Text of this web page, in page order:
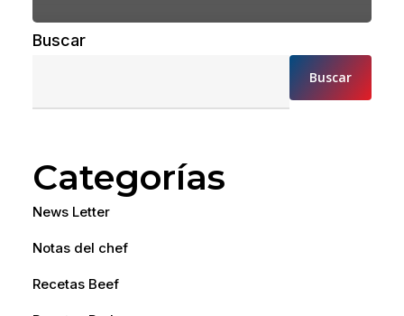
Buscar
Buscar
Categorías
News Letter
Notas del chef
Recetas Beef